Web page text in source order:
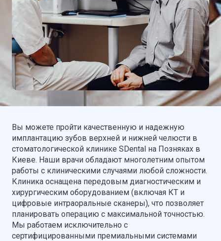
Вы можете пройти качественную и надежную
имплантацию зубов верхней и нижней челюсти в
стоматологической клинике SDental на Позняках в
Киеве. Наши врачи обладают многолетним опытом
работы с клиническими случаями любой сложности.
Клиника оснащена передовым диагностическим и
хирургическим оборудованием (включая КТ и
цифровые интраоральные сканеры), что позволяет
планировать операцию с максимальной точностью.
Мы работаем исключительно с
сертифицированными премиальными системами